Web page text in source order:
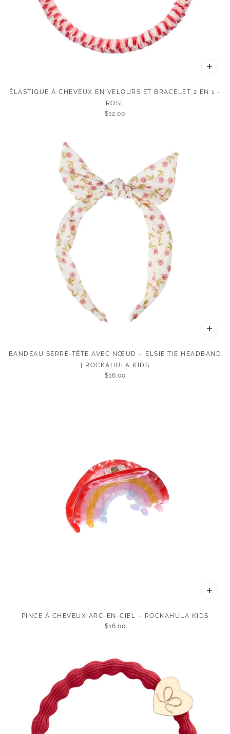
ÉLASTIQUE À CHEVEUX EN VELOURS ET BRACELET 2 EN 1 -
ROSE
$12.00
BANDEAU SERRE-TÊTE AVEC NŒUD – ELSIE TIE HEADBAND
| ROCKAHULA KIDS
$16.00
PINCE À CHEVEUX ARC-EN-CIEL – ROCKAHULA KIDS
$16.00